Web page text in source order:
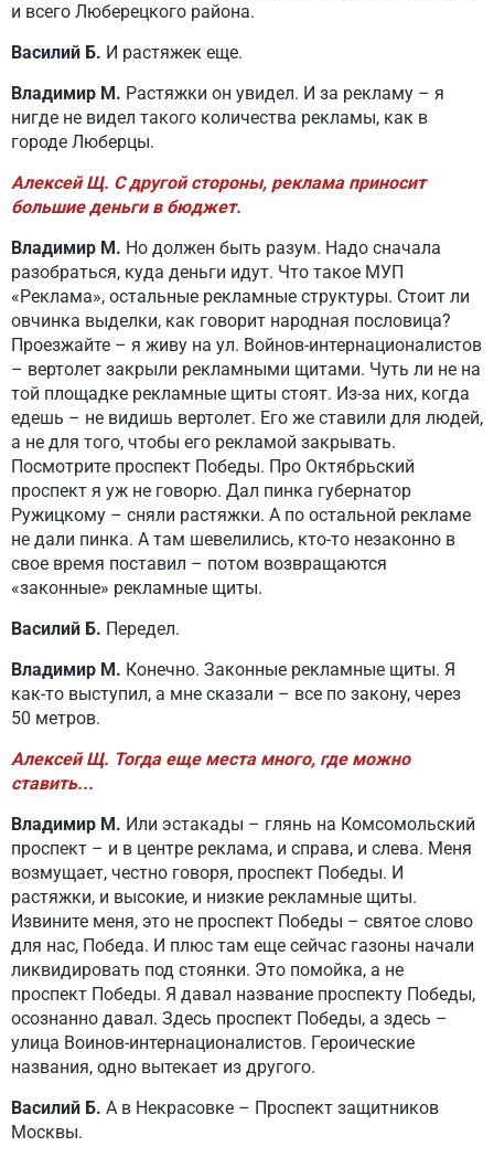
и всего Люберецкого района.
Василий Б. И растяжек еще.
Владимир М. Растяжки он увидел. И за рекламу – я
нигде не видел такого количества рекламы, как в
городе Люберцы.
Алексей Щ. С другой стороны, реклама приносит
большие деньги в бюджет.
Владимир М. Но должен быть разум. Надо сначала
разобраться, куда деньги идут. Что такое МУП
«Реклама», остальные рекламные структуры. Стоит ли
овчинка выделки, как говорит народная пословица?
Проезжайте – я живу на ул. Войнов-интернационалистов
– вертолет закрыли рекламными щитами. Чуть ли не на
той площадке рекламные щиты стоят. Из-за них, когда
едешь – не видишь вертолет. Его же ставили для людей,
а не для того, чтобы его рекламой закрывать.
Посмотрите проспект Победы. Про Октябрьский
проспект я уж не говорю. Дал пинка губернатор
Ружицкому – сняли растяжки. А по остальной рекламе
не дали пинка. А там шевелились, кто-то незаконно в
свое время поставил – потом возвращаются
«законные» рекламные щиты.
Василий Б. Передел.
Владимир М. Конечно. Законные рекламные щиты. Я
как-то выступил, а мне сказали – все по закону, через
50 метров.
Алексей Щ. Тогда еще места много, где можно
ставить...
Владимир М. Или эстакады – глянь на Комсомольский
проспект – и в центре реклама, и справа, и слева. Меня
возмущает, честно говоря, проспект Победы. И
растяжки, и высокие, и низкие рекламные щиты.
Извините меня, это не проспект Победы – святое слово
для нас, Победа. И плюс там еще сейчас газоны начали
ликвидировать под стоянки. Это помойка, а не
проспект Победы. Я давал название проспекту Победы,
осознанно давал. Здесь проспект Победы, а здесь –
улица Воинов-интернационалистов. Героические
названия, одно вытекает из другого.
Василий Б. А в Некрасовке – Проспект защитников
Москвы.